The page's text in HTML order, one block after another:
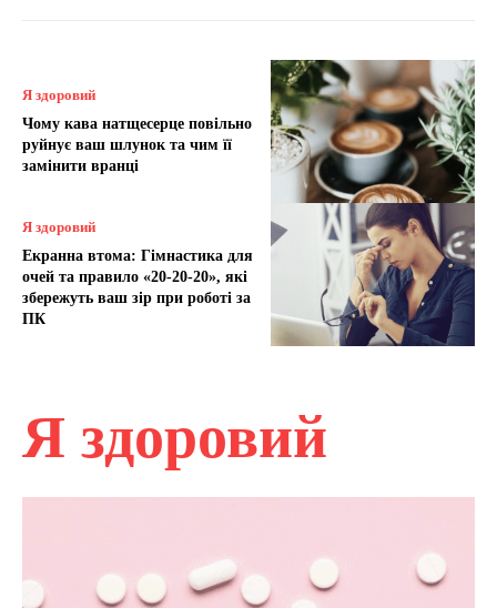
Я здоровий
Чому кава натщесерце повільно
руйнує ваш шлунок та чим її
замінити вранці
Я здоровий
Екранна втома: Гімнастика для
очей та правило «20-20-20», які
збережуть ваш зір при роботі за
ПК
Я здоровий